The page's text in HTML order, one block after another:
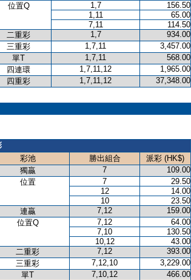
位置Q
1,7
156.50
1,11
65.00
7,11
114.50
二重彩
1,7
934.00
三重彩
1,7,11
3,457.00
單T
1,7,11
568.00
四連環
1,7,11,12
1,965.00
四重彩
1,7,11,12 37,348.00
彩池
勝出組合
派彩 (HK$)
獨贏
7
109.00
位置
7
29.50
12
14.00
10
23.50
連贏
7,12
159.00
位置Q
7,12
64.00
7,10
130.50
10,12
43.00
二重彩
7,12
393.00
三重彩
7,12,10
3,229.00
單T
7,10,12
466.00